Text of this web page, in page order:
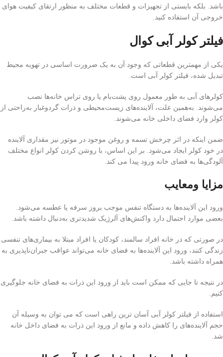
باشد. بلکه بایستی از تجهیزات و قطعات مختلف به منظور ارتقای کیفیت هوای
خروجی آن استفاده کنید.
فیلتر کولر آبی کوال
یکی از مهمترین قطعاتی که وجود آن به یک ضرورت اساسی در تهویه محیط
تبدیل شده، فیلتر کولر آبی است.
کولرهای آبی به طور معمول روی پشت‌بام یا روی تراس خانه‌ها نصب
می‌شوند. به‌همین علت، آلاینده‌های زیست‌محیطی و ذرات گردوغبار به‌راحتی از
کولر وارد فضای داخلی خانه می‌شوند.
ضمن اینکه در اثر چرخش تسمه و روغن موجود در موتور نیز مقداری آلاینده
در خود کولر ایجاد می‌شود. بر این اساس، با روشن کردن کولر انواع مختلف
آلودگی‌ها به فضای خانه ورود پیدا می کند.
مزایا ومعایب
ورود این آلاینده‌ها به دستگاه تنفس موجب بروز سرفه یا عطسه می‌شود.
بعضی موارد احتمال دارد واکنش‌های آلرژیک شدیدتری به‌دنبال داشته باشد.
در صورتی که در خانه افراد سالمند، کودکان یا افراد مبتلا به بیماری‌های تنفسی
زندگی کنند، ورود این آلاینده‌ها به فضای خانه می‌تواند عواقب جبران‌ناپذیری به
همراه داشته باشد.
در نتیجه تا جایی که ممکن است باید از ورود این ذرات به فضای خانه جلوگیری
کنیم.
استفاده از فیلتر کولر آبی آسان ترین راهی است که می توان به وسیله آن
حجم آلاینده‌های را کاهش داده و مانع از ورود این ذرات به فضای داخل خانه
شد.